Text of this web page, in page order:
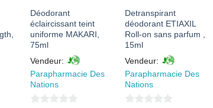
Déodorant
éclaircissant teint
uniforme MAKARI,
75ml
Vendeur:
Parapharmacie Des
Nations
Detranspirant
déodorant ETIAXIL
Roll-on sans parfum ,
15ml
Vendeur:
Parapharmacie Des
Nations